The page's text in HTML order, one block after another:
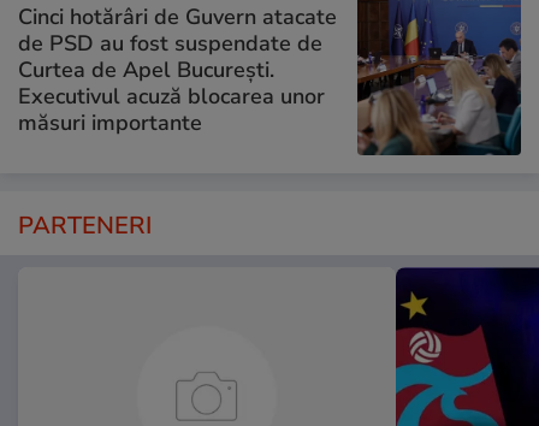
Cinci hotărâri de Guvern atacate
de PSD au fost suspendate de
Curtea de Apel București.
Executivul acuză blocarea unor
măsuri importante
PARTENERI